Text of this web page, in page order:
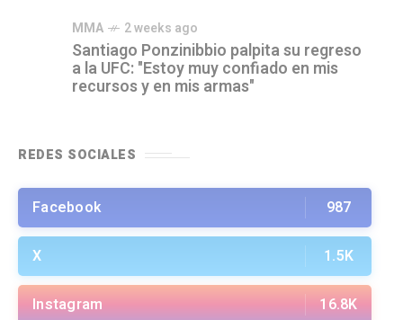
MMA 2 weeks ago
Santiago Ponzinibbio palpita su regreso
a la UFC: "Estoy muy confiado en mis
recursos y en mis armas"
REDES SOCIALES
Facebook 987
X 1.5K
Instagram 16.8K